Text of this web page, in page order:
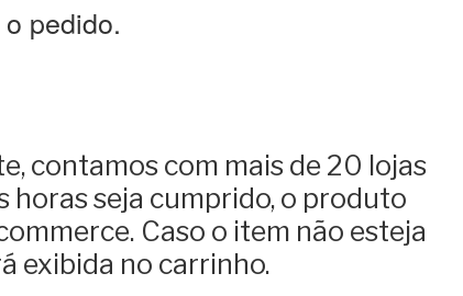
pedido.
contamos com mais de 20 lojas
horas seja cumprido, o produto
Caso o item não esteja
exibida no carrinho.